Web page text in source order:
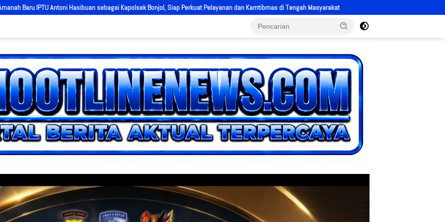
Kapolsek Bonjol, Siap Perkuat Pelayanan dan Kamtibmas di Tengah Masyarakat Polres Kendal Siagakan 170 Personel Hadapi Ancaman Karhutla,